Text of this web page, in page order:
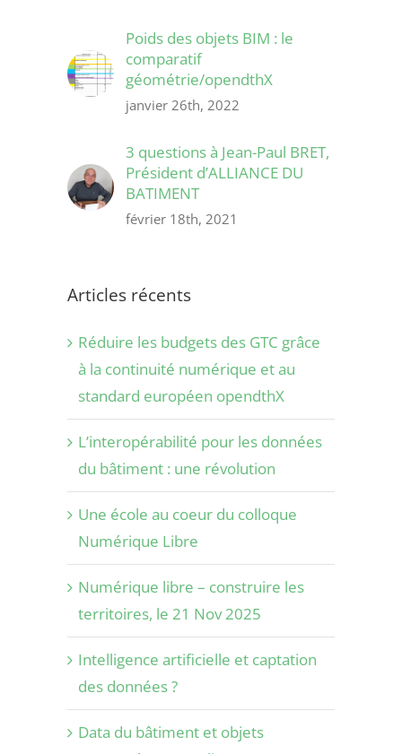
Poids des objets BIM : le
comparatif
géométrie/opendthX
janvier 26th, 2022
3 questions à Jean-Paul BRET,
Président d’ALLIANCE DU
BATIMENT
février 18th, 2021
Articles récents
Réduire les budgets des GTC grâce
à la continuité numérique et au
standard européen opendthX
L’interopérabilité pour les données
du bâtiment : une révolution
Une école au coeur du colloque
Numérique Libre
Numérique libre – construire les
territoires, le 21 Nov 2025
Intelligence artificielle et captation
des données ?
Data du bâtiment et objets